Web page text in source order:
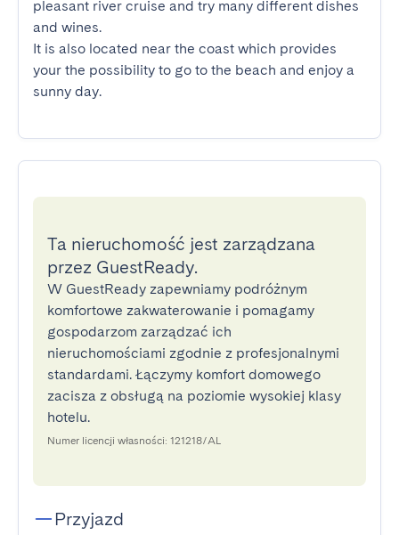
pleasant river cruise and try many different dishes
and wines.
It is also located near the coast which provides
your the possibility to go to the beach and enjoy a
sunny day.
Ta nieruchomość jest zarządzana
przez GuestReady.
W GuestReady zapewniamy podróżnym
komfortowe zakwaterowanie i pomagamy
gospodarzom zarządzać ich
nieruchomościami zgodnie z profesjonalnymi
standardami. Łączymy komfort domowego
zacisza z obsługą na poziomie wysokiej klasy
hotelu.
Numer licencji własności: 121218/AL
Przyjazd